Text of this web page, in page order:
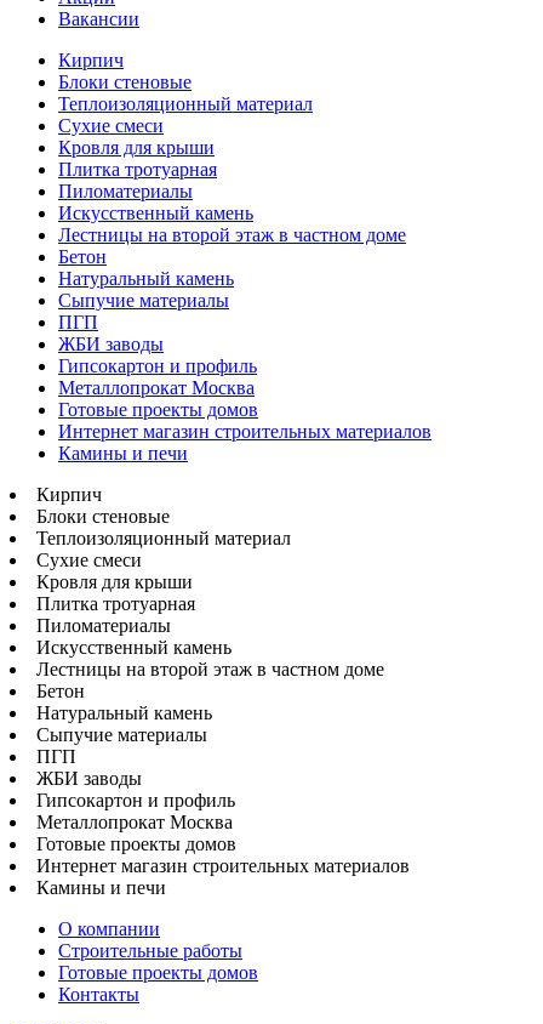
Вакансии
Кирпич
Блоки стеновые
Теплоизоляционный материал
Сухие смеси
Кровля для крыши
Плитка тротуарная
Пиломатериалы
Искусственный камень
Лестницы на второй этаж в частном доме
Бетон
Натуральный камень
Сыпучие материалы
ПГП
ЖБИ заводы
Гипсокартон и профиль
Металлопрокат Москва
Готовые проекты домов
Интернет магазин строительных материалов
Камины и печи
Кирпич
Блоки стеновые
Теплоизоляционный материал
Сухие смеси
Кровля для крыши
Плитка тротуарная
Пиломатериалы
Искусственный камень
Лестницы на второй этаж в частном доме
Бетон
Натуральный камень
Сыпучие материалы
ПГП
ЖБИ заводы
Гипсокартон и профиль
Металлопрокат Москва
Готовые проекты домов
Интернет магазин строительных материалов
Камины и печи
О компании
Строительные работы
Готовые проекты домов
Контакты